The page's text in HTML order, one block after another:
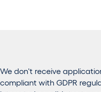
We don't receive
compliant with GDPR